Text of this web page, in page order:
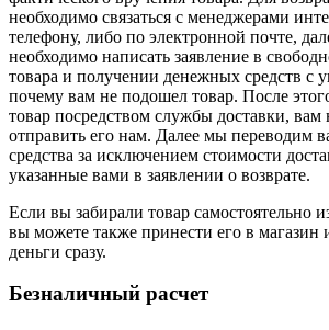
необходимо связаться с менеджерами
телефону, либо по электронной почте,
необходимо написать заявление в
товара и получении денежных средств с
почему вам не подошел товар. После
товар посредством службы доставки, вам
отправить его нам. Далее мы переводим
средства за исключением стоимости
указанные вами в заявлении о возврате.
Если вы забирали товар самостоятельно
вы можете также принести его в магазин
деньги сразу.
Безналичный расчет